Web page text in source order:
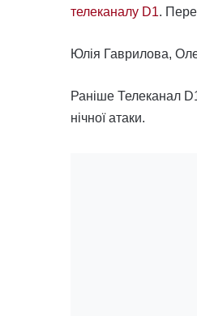
телеканалу D1.
Юлія Гаврилова,
Раніше Телеканал
нічної атаки.